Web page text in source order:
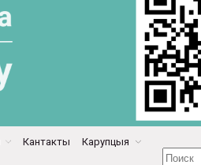
Кантакты Карупцыя